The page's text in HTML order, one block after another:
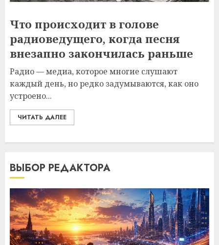
Что происходит в голове
радиоведущего, когда песня
внезапно закончилась раньше
Радио — медиа, которое многие слушают
каждый день, но редко задумываются, как оно
устроено...
ЧИТАТЬ ДАЛЕЕ
ВЫБОР РЕДАКТОРА